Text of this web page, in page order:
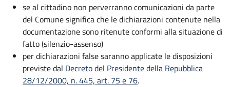
se al cittadino non perverranno comunicazioni da parte
del Comune significa che le dichiarazioni contenute nella
documentazione sono ritenute conformi alla situazione di
fatto (silenzio-assenso)
per dichiarazioni false saranno applicate le disposizioni
previste dal Decreto del Presidente della Repubblica
28/12/2000, n. 445, art. 75 e 76.